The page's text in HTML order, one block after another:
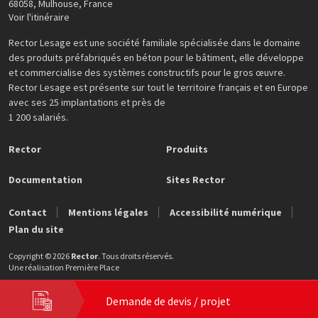
Demande de devis / projet
68058, Mulhouse, France
Voir l'itinéraire
Rector Lesage est une société familiale spécialisée dans le domaine
des produits préfabriqués en béton pour le bâtiment, elle développe
et commercialise des systèmes constructifs pour le gros œuvre.
Rector Lesage est présente sur tout le territoire français et en Europe
avec ses 25 implantations et près de
1 200 salariés.
Rector Produits
Documentation Sites Rector
Contact Mentions légales
Accessibilité numérique
Plan du site
Copyright © 2026 Rector. Tous droits réservés.
Une réalisation Première Place